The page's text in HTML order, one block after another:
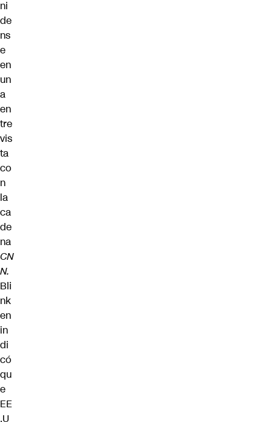
ni
de
ns
e
en
un
a
en
tre
vis
ta
co
n
la
ca
de
na
CN
N.
Bli
nk
en
in
di
có
qu
e
EE
.U